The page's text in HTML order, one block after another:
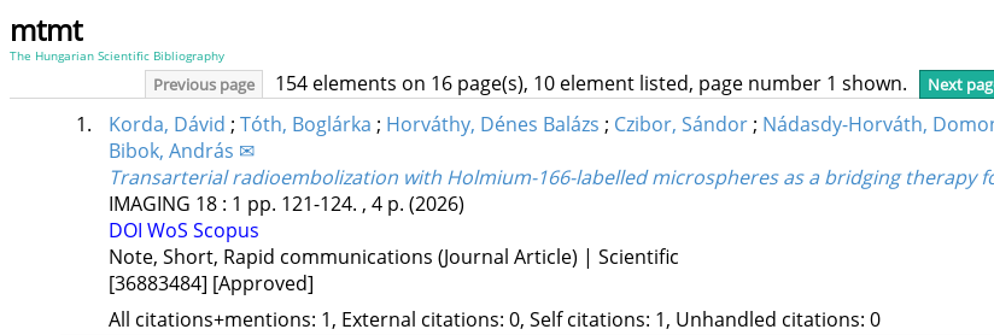
mtmt
The Hungarian Scientific Bibliography
Previous page 154 elements on 16 page(s), 10 element listed, page number 1 shown. Next
1. Korda, Dávid ; Tóth, Boglárka ; Horváthy, Dénes Balázs ; Czibor, Sándor; Nádasdy-Horváth,
Bibok, András ✉
Transarterial radioembolization with Holmium-166-labelled microspheres as a bridging therapy
IMAGING 18: 1 pp. 121-124. , 4 p. (2026)
DOI WoS Scopus
Note, Short, Rapid communications (Journal Article) | Scientific
[36883484] [Approved]
All citations+mentions: 1, External citations: 0, Self citations: 1, Unhandled citations: 0